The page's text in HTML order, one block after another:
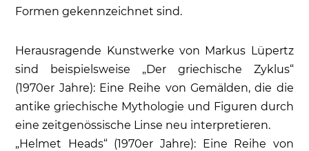
Formen gekennzeichnet sind.
Herausragende Kunstwerke von Markus Lüpertz
sind beispielsweise „Der griechische Zyklus“
(1970er Jahre): Eine Reihe von Gemälden, die die
antike griechische Mythologie und Figuren durch
eine zeitgenössische Linse neu interpretieren.
„Helmet Heads“ (1970er Jahre): Eine Reihe von